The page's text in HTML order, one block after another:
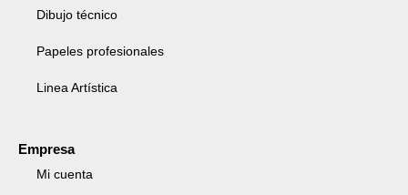
Dibujo técnico
Papeles profesionales
Linea Artística
Empresa
Mi cuenta